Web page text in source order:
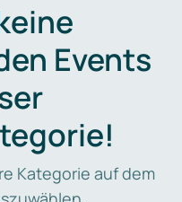
Events
Kategorie auf dem